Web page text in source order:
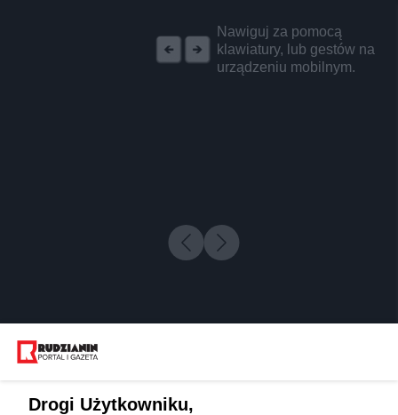
Nawiguj za pomocą
klawiatury, lub gestów na
urządzeniu mobilnym.
Drogi Użytkowniku,